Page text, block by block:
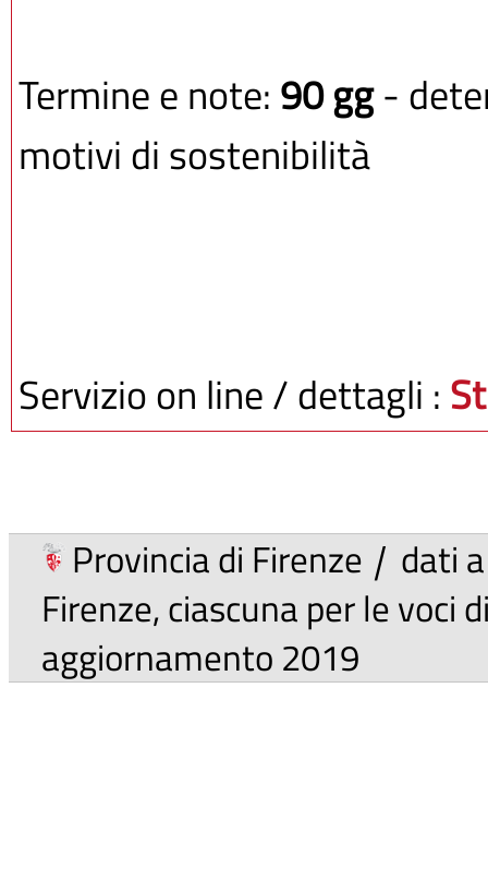
Termine e note: 90 gg- determinato dall'amministrazione per
motivi di sostenibilità
Servizio on line / dettagli :
Provincia di Firenze | dati
Firenze, ciascuna per le voci
aggiornamento 2019